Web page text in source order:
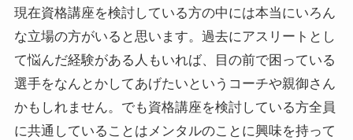
現在資格講座を検討している方の中には本当にいろん
な立場の方がいると思います。過去にアスリートとし
て悩んだ経験がある人もいれば、目の前で困っている
選手をなんとかしてあげたいというコーチや親御さん
かもしれません。でも資格講座を検討している方全員
に共通していることはメンタルのことに興味を持って